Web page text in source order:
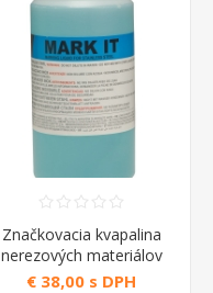
Značkovacia kvapalina
nerezových materiálov
Mark IT 1 lt Telwin
€ 38,00 s DPH